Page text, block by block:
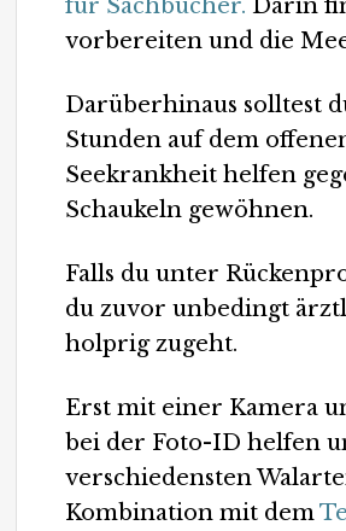
für Sachbücher. Darin
vorbereiten und die
Darüberhinaus solltest
Stunden auf dem
Seekrankheit helfen
Schaukeln gewöhnen.
Falls du unter
du zuvor unbedingt
holprig zugeht.
Erst mit einer Kamera
bei der Foto-ID helfen
verschiedensten
Kombination mit dem